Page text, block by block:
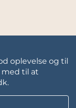
oplevelse og til
til at